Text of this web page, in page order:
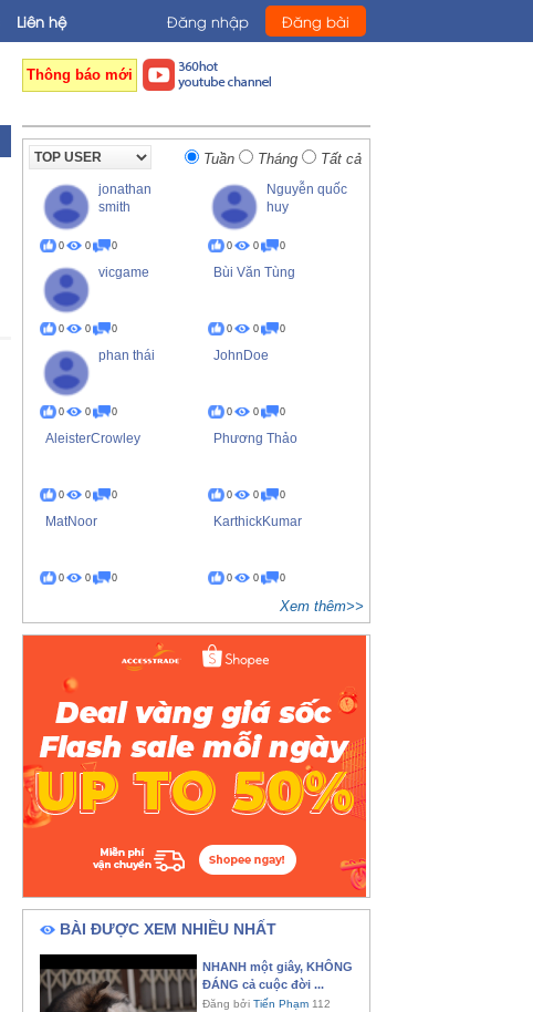
Liên hệ Đăng nhập Đăng bài
Thông báo mới
Tuần Tháng Tất cả
jonathan
smith
0 0 0
Nguyễn quốc
huy
0 0 0
vicgame
0 0 0
Bùi Văn Tùng
0 0 0
phan thái
0 0 0
JohnDoe
0 0 0
AleisterCrowley
0 0 0
Phương Thảo
0 0 0
MatNoor
0 0 0
KarthickKumar
0 0 0
Xem thêm>>
BÀI ĐƯỢC XEM NHIỀU NHẤT
NHANH một giây, KHÔNG
ĐÁNG cả cuộc đời ...
Đăng bởi Tiến Phạm112